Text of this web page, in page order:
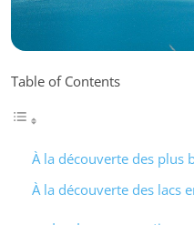
Table of Contents
À la découverte des plus
À la découverte des lacs